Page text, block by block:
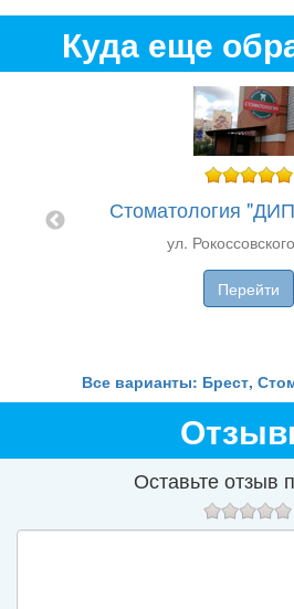
Куда еще
Стоматология
ул.
Перейти
Все варианты: Брест,
Оставьте отзыв